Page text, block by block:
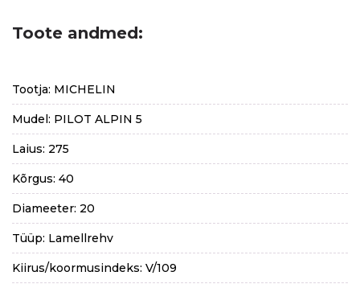
Toote andmed:
Tootja: MICHELIN
Mudel: PILOT ALPIN 5
Laius: 275
Kõrgus: 40
Diameeter: 20
Tüüp: Lamellrehv
Kiirus/koormusindeks: V/109